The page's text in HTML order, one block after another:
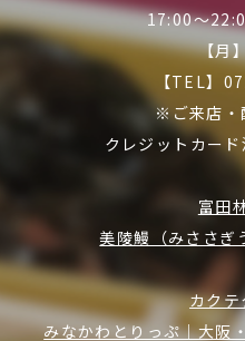
17:00～
【月
【TEL】
※ご来店・
クレジットカード
富田
美陵鰻（みささぎ
カクテ
みなかわとりっぷ｜大阪